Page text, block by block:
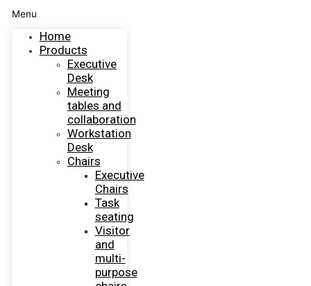
Menu
Home
Products
Executive
Desk
Meeting
tables and
collaboration
Workstation
Desk
Chairs
Executive
Chairs
Task
seating
Visitor
and
multi-
purpose